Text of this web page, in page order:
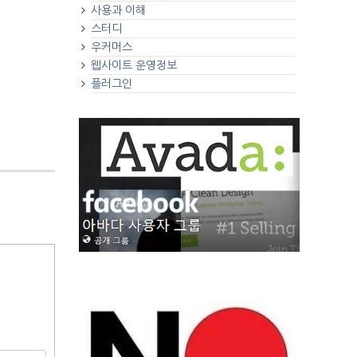
사용과 이해
스터디
우커머스
웹사이트 운영정보
플러그인